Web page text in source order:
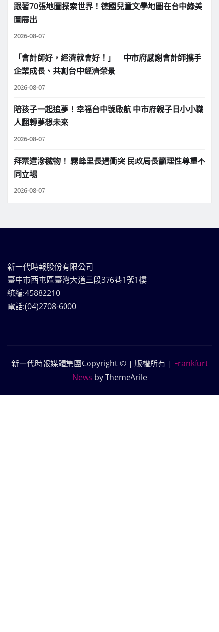
跟著70張地圖探索世界！德國兒童文學地圖在台中綠美
圖展出
2026-08-07
「會計師好，經濟就會好！」 中市府感謝會計師攜手
企業成長、共創台中經濟榮景
2026-08-07
陪孩子一起追夢！幸福台中號啟航 中市府親子日小小職
人翻轉夢想未來
2026-08-07
拜票遭潑穢物！ 霧峰里長遇衝突 民政局長籲理性尊重不
同立場
2026-08-07
新一代時報股份有限公司
臺中市西屯區臺灣大道三段376巷1號1樓
統編:45882210
電話:(04)2708-6000
新一代時報媒體集團Copyright © | 版權所有 | Frankfurt
News by ThemeArile